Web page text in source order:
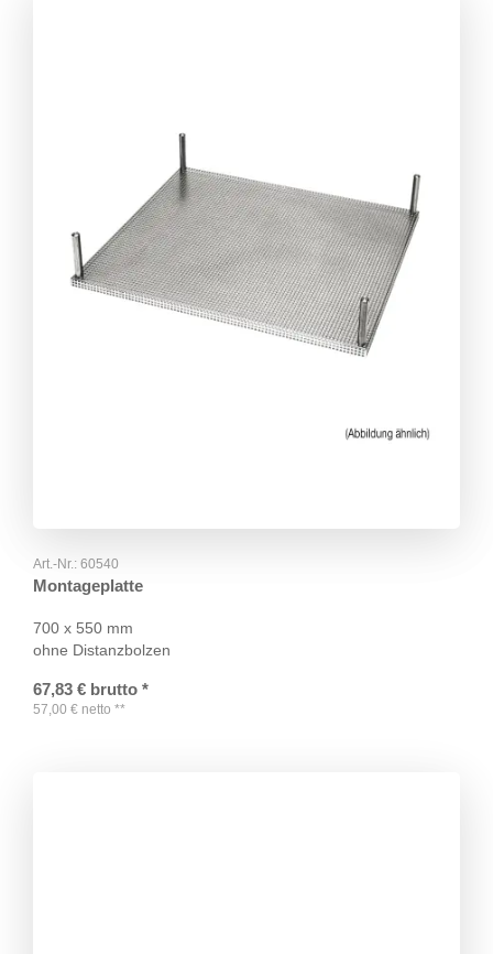
Art.-Nr.: 60540
Montageplatte
700 x 550 mm
ohne Distanzbolzen
67,83 € brutto *
57,00 € netto **